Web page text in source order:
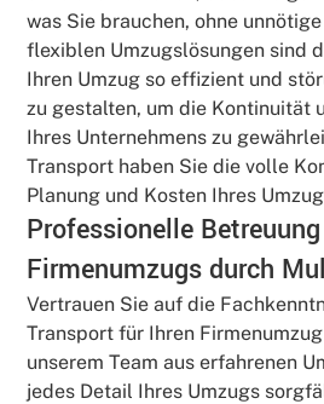
was Sie brauchen, ohne
flexiblen Umzugslösungen sind
Ihren Umzug so effizient und
zu gestalten, um die Kontinuität
Ihres Unternehmens zu
Transport haben Sie die volle
Planung und Kosten Ihres
Professionelle
Firmenumzugs durch
Vertrauen Sie auf die
Transport für Ihren
unserem Team aus erfahrenen
jedes Detail Ihres Umzugs